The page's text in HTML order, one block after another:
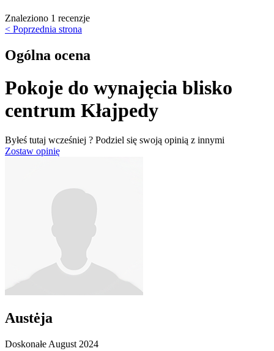
Znaleziono 1 recenzje
< Poprzednia strona
Ogólna ocena
Pokoje do wynajęcia blisko
centrum Kłajpedy
Byłeś tutaj wcześniej ? Podziel się swoją opinią z innymi
Zostaw opinię
Austėja
Doskonałe August 2024